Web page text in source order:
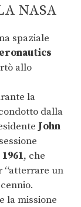
NASA
spaziale
allo
la
dalla
John
, che
“atterrare un
la missione